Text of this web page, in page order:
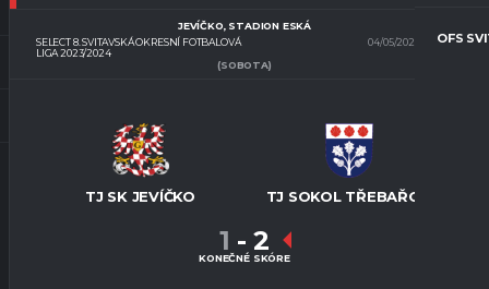
OFS
SELECT 8. SVITAVSKÁ OKRESNÍ FOTBALOVÁ
LIGA 2023/2024
JEVÍČKO, STADION ESKÁ
04/05/2024
17:00
(SOBOTA)
TJ SK JEVÍČKO TJ SOKOL TŘEBAŘOV
1 - 2
KONEČNÉ SKÓRE